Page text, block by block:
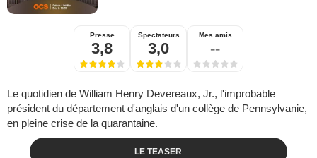
Presse
3,8
Spectateurs
3,0
Mes amis
--
Le quotidien de William Henry Devereaux, Jr., l'improbable
président du département d'anglais d'un collège de Pennsylvanie,
en pleine crise de la quarantaine.
LE TEASER